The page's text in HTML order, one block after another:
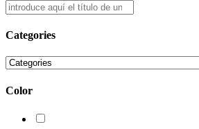
Categories
Color